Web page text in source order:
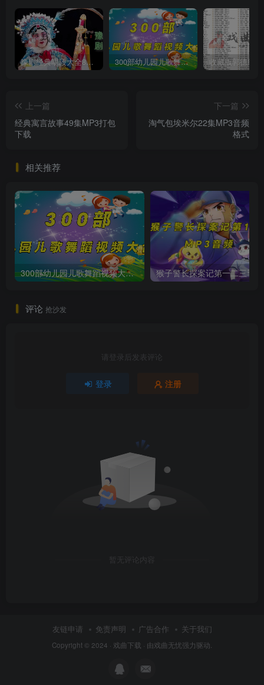
豫剧经典唱段大全850首mp3打包戏曲下载 300部幼儿园儿歌舞蹈视频大合集
上一篇
经典寓言故事49集MP3打包
下载
下一篇
淘气包埃米尔22集MP3音频
格式
相关推荐
300部幼儿园儿歌舞蹈视频大合集
评论 抢沙发
请登录后发表评论
登录 注册
暂无评论内容
友链申请 免责声明 广告合作 关于我们
Copyright © 2024 · 戏曲下载 · 由戏曲无忧强力驱动.